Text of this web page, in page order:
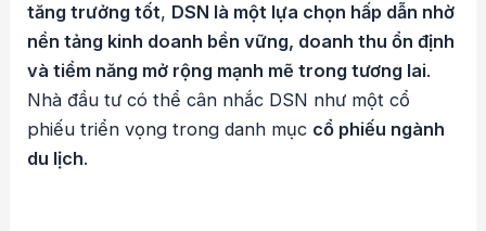
tăng trưởng tốt, DSN là một lựa chọn hấp dẫn nhờ
nền tảng kinh doanh bền vững, doanh thu ổn định
và tiềm năng mở rộng mạnh mẽ trong tương lai.
Nhà đầu tư có thể cân nhắc DSN như một cổ
phiếu triển vọng trong danh mục cổ phiếu ngành
du lịch.